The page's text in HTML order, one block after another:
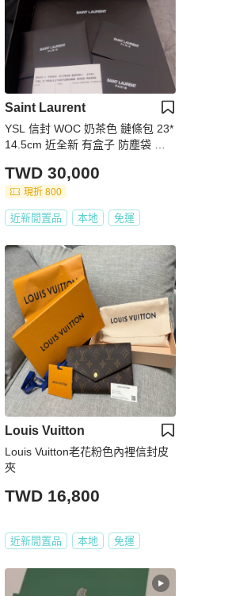
Saint Laurent
YSL 信封 WOC 奶茶色 鏈條包 23*
14.5cm 近全新 有盒子 防塵袋 晶
TWD 30,000
現折 800
近新閒置品 本地 免運
Louis Vuitton
Louis Vuitton老花粉色內裡信封皮
夾
TWD 16,800
近新閒置品 本地 免運